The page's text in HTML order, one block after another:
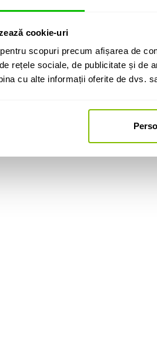
cookie-uri
scopuri precum afișarea de
rețele sociale, de publicitate și de
cu alte informații oferite de dvs.